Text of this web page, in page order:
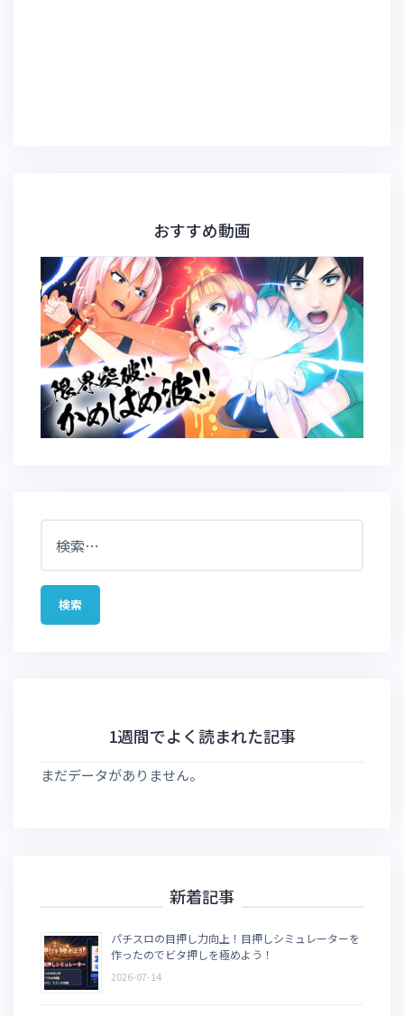
おすすめ動画
1週間でよく読まれた記事
まだデータがありません。
新着記事
パチスロの目押し力向上！目押しシミュレーターを
作ったのでビタ押しを極めよう！
2026-07-14